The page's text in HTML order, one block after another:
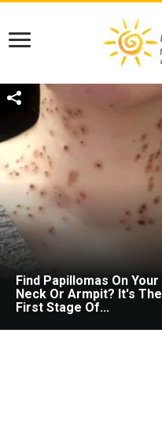
Find Papillomas On Your
Neck Or Armpit? It's The
First Stage Of...